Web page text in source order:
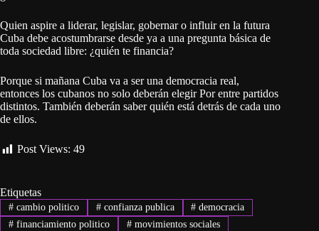
Quien aspire a liderar, legislar, gobernar o influir en la futura
Cuba debe acostumbrarse desde ya a una pregunta básica de
toda sociedad libre: ¿quién te financia?
Porque si mañana Cuba va a ser una democracia real,
entonces los cubanos no solo deberán elegir Por entre partidos
distintos. También deberán saber quién está detrás de cada uno
de ellos.
Post Views: 49
Etiquetas
#cambio politico #confianza publica # democracia
#financiamiento politico #movimientos sociales